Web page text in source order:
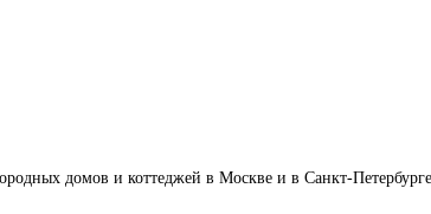
домов и коттеджей в Москве и в Санкт-